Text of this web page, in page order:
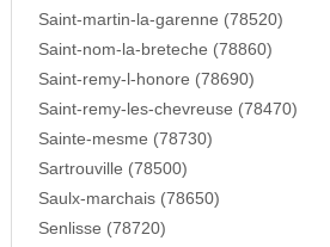
Saint-martin-la-garenne (78520)
Saint-nom-la-breteche (78860)
Saint-remy-l-honore (78690)
Saint-remy-les-chevreuse (78470)
Sainte-mesme (78730)
Sartrouville (78500)
Saulx-marchais (78650)
Senlisse (78720)